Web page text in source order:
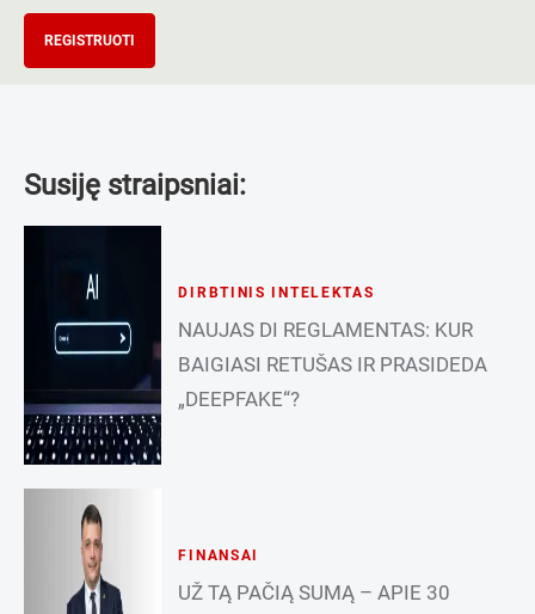
REGISTRUOTI
Susiję straipsniai:
DIRBTINIS INTELEKTAS
NAUJAS DI REGLAMENTAS: KUR
BAIGIASI RETUŠAS IR PRASIDEDA
„DEEPFAKE“?
FINANSAI
UŽ TĄ PAČIĄ SUMĄ – APIE 30